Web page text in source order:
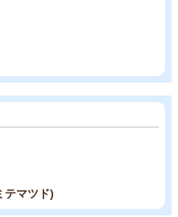
テマツド)